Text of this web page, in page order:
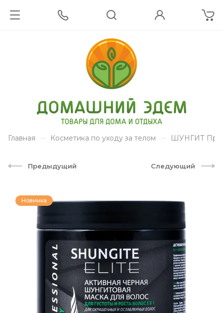
Главная Косметика по уходу за телом ШУНГИТ
Предыдущий Следующий
Новинка